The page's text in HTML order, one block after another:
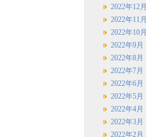
2022年12月
2022年11月
2022年10月
2022年9月
2022年8月
2022年7月
2022年6月
2022年5月
2022年4月
2022年3月
2022年2月